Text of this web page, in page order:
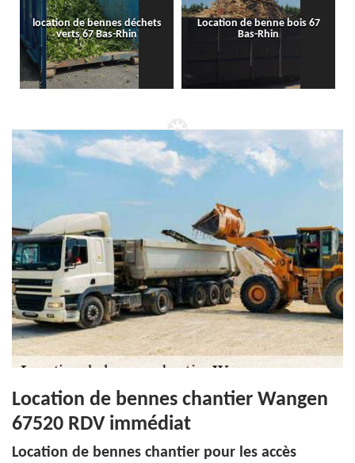
location de bennes déchets
verts 67 Bas-Rhin
Location de benne bois 67
Bas-Rhin
Location de bennes chantier Wangen
67520 RDV immédiat
Location de bennes chantier pour les accès